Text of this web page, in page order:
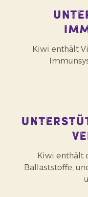
Kiwi enthält
Kiwi enthält
Ballaststoffe,